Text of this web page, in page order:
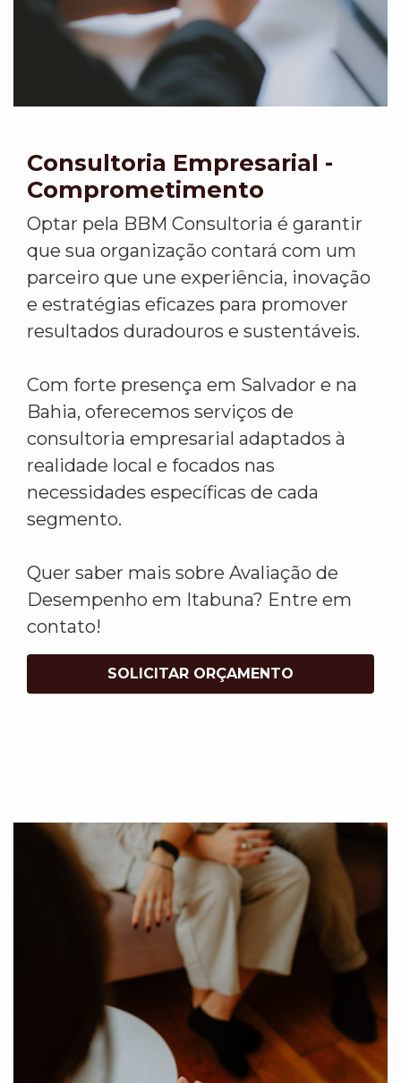
Consultoria Empresarial -
Comprometimento
Optar pela BBM Consultoria é garantir
que sua organização contará com um
parceiro que une experiência, inovação
e estratégias eficazes para promover
resultados duradouros e sustentáveis.
Com forte presença em Salvador e na
Bahia, oferecemos serviços de
consultoria empresarial adaptados à
realidade local e focados nas
necessidades específicas de cada
segmento.
Quer saber mais sobre Avaliação de
Desempenho em Itabuna? Entre em
contato!
SOLICITAR ORÇAMENTO